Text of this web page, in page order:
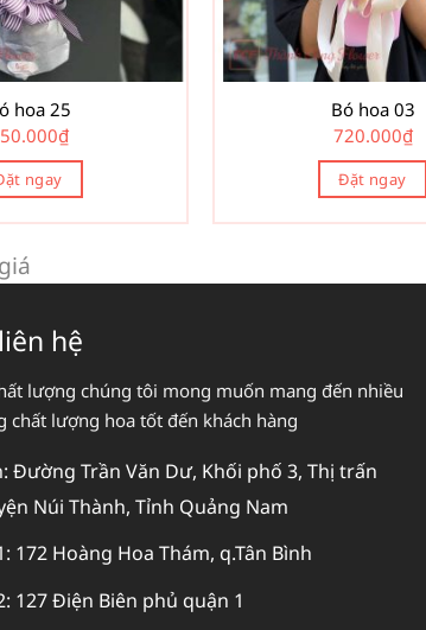
hoa 25
₫
ngay
Bó hoa 03
720.000₫
Đặt ngay
hệ
lượng chúng tôi mong muốn mang đến nhiều
chất lượng hoa tốt đến khách hàng
Đường Trần Văn Dư, Khối phố 3, Thị trấn
Núi Thành, Tỉnh Quảng Nam
172 Hoàng Hoa Thám, q.Tân Bình
127 Điện Biên phủ quận 1